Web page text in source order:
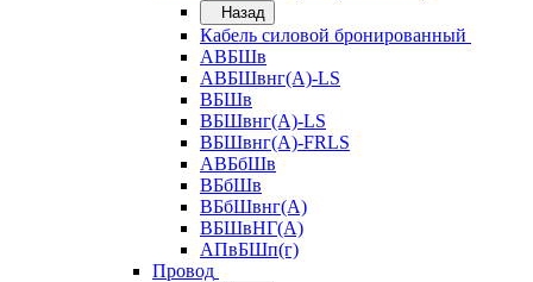
Назад
Кабель силовой бронированный
АВБШв
АВБШвнг(А)-LS
ВБШв
ВБШвнг(А)-LS
ВБШвнг(А)-FRLS
АВБбШв
ВБбШв
ВБбШвнг(А)
ВБШвНГ(А)
АПвБШп(г)
Провод